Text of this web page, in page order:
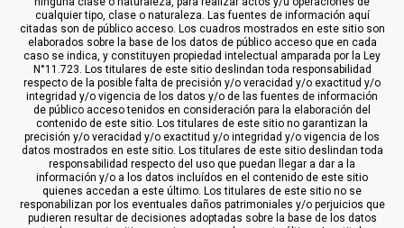
cualquier tipo, clase o naturaleza. Las fuentes de información aquí
citadas son de público acceso. Los cuadros mostrados en este sitio son
elaborados sobre la base de los datos de público acceso que en cada
caso se indica, y constituyen propiedad intelectual amparada por la Ley
N°11.723. Los titulares de este sitio deslindan toda responsabilidad
respecto de la posible falta de precisión y/o veracidad y/o exactitud y/o
integridad y/o vigencia de los datos y/o de las fuentes de información
de público acceso tenidos en consideración para la elaboración del
contenido de este sitio. Los titulares de este sitio no garantizan la
precisión y/o veracidad y/o exactitud y/o integridad y/o vigencia de los
datos mostrados en este sitio. Los titulares de este sitio deslindan toda
responsabilidad respecto del uso que puedan llegar a dar a la
información y/o a los datos incluídos en el contenido de este sitio
quienes accedan a este último. Los titulares de este sitio no se
responabilizan por los eventuales daños patrimoniales y/o perjuicios que
pudieren resultar de decisiones adoptadas sobre la base de los datos